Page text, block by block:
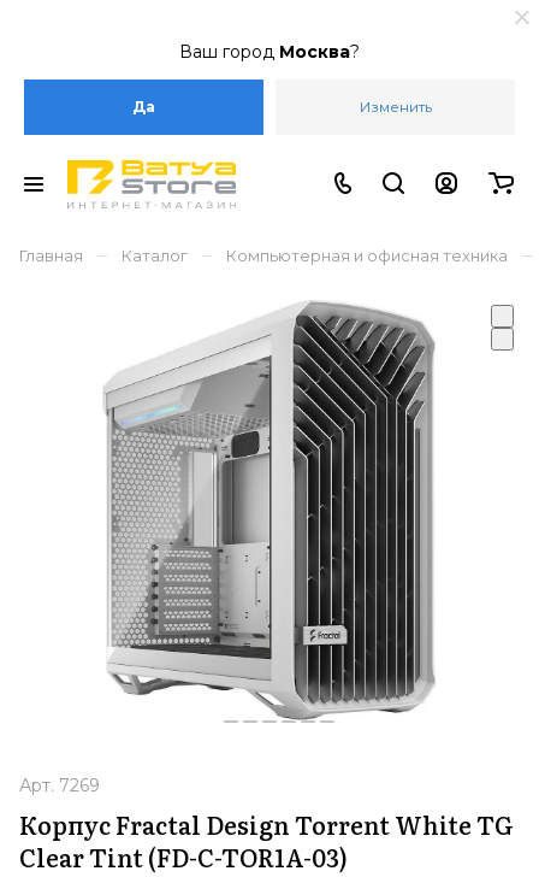
Ваш город Москва?
Да Изменить
Главная – Каталог – Компьютерная и офисная техника –
Арт. 7269
Корпус Fractal Design Torrent White TG
Clear Tint (FD-C-TOR1A-03)